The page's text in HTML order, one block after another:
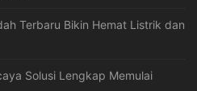
Terbaru Bikin Hemat Listrik dan
Solusi Lengkap Memulai